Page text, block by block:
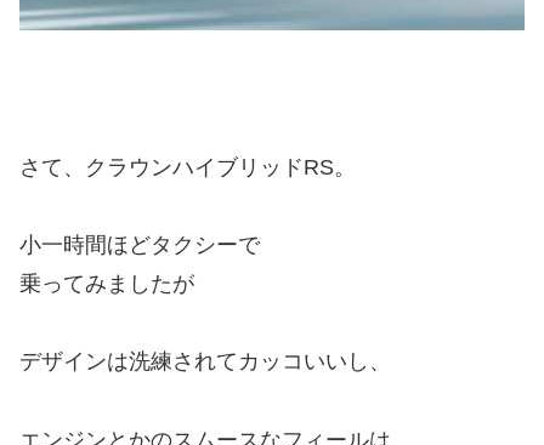
さて、クラウンハイブリッドRS。
小一時間ほどタクシーで
乗ってみましたが
デザインは洗練されてカッコいいし、
エンジンとかのスムースなフィールは